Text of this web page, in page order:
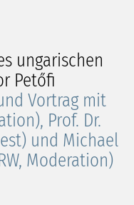
ungarischen
Petőfi
Vortrag mit
Prof. Dr.
und Michael
Moderation)